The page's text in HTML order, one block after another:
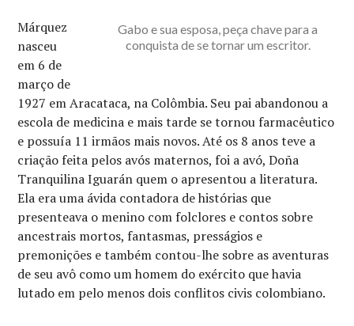
Gabo e sua esposa, peça chave para a
conquista de se tornar um escritor.
Márquez
nasceu
em 6 de
março de
1927 em Aracataca, na Colômbia. Seu pai abandonou a
escola de medicina e mais tarde se tornou farmacêutico
e possuía 11 irmãos mais novos. Até os 8 anos teve a
criação feita pelos avós maternos, foi a avó, Doña
Tranquilina Iguarán quem o apresentou a literatura.
Ela era uma ávida contadora de histórias que
presenteava o menino com folclores e contos sobre
ancestrais mortos, fantasmas, presságios e
premonições e também contou-lhe sobre as aventuras
de seu avô como um homem do exército que havia
lutado em pelo menos dois conflitos civis colombiano.